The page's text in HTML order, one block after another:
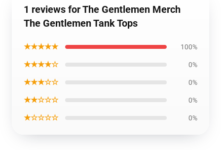
1 reviews for The Gentlemen Merch
The Gentlemen Tank Tops
★★★★★ 100%
★★★★☆ 0%
★★★☆☆ 0%
★★☆☆☆ 0%
★☆☆☆☆ 0%